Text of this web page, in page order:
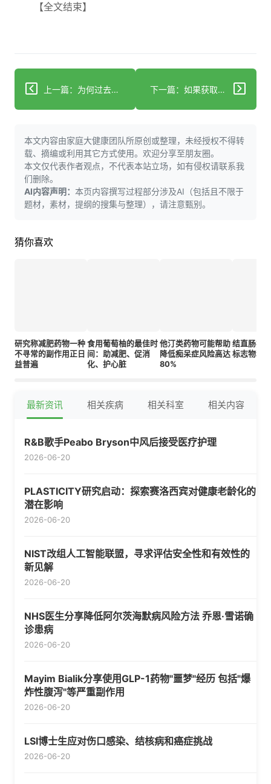
【全文结束】
上一篇：为何过去的人看起来更显老 下一篇：如果获取艾滋病预防药片像点外卖一样简单，你愿意服用吗
本文内容由家庭大健康团队所原创或整理，未经授权不得转
载、摘编或利用其它方式使用。欢迎分享至朋友圈。
本文仅代表作者观点，不代表本站立场，如有侵权请联系我
们删除。
AI内容声明： 本页内容撰写过程部分涉及AI（包括且不限于
题材，素材，提纲的搜集与整理），请注意甄别。
猜你喜欢
研究称减肥药物一种
不寻常的副作用正日
益普遍
食用葡萄柚的最佳时
间：助减肥、促消
化、护心脏
他汀类药物可能帮助
降低痴呆症风险高达
80%
结直肠癌
标志物和
最新资讯 相关疾病 相关科室 相关内容
R&B歌手Peabo Bryson中风后接受医疗护理
2026-06-20
PLASTICITY研究启动：探索赛洛西宾对健康老龄化的
潜在影响
2026-06-20
NIST改组人工智能联盟，寻求评估安全性和有效性的
新见解
2026-06-20
NHS医生分享降低阿尔茨海默病风险方法 乔恩·雪诺确
诊患病
2026-06-20
Mayim Bialik分享使用GLP-1药物"噩梦"经历 包括"爆
炸性腹泻"等严重副作用
2026-06-20
LSI博士生应对伤口感染、结核病和癌症挑战
2026-06-20